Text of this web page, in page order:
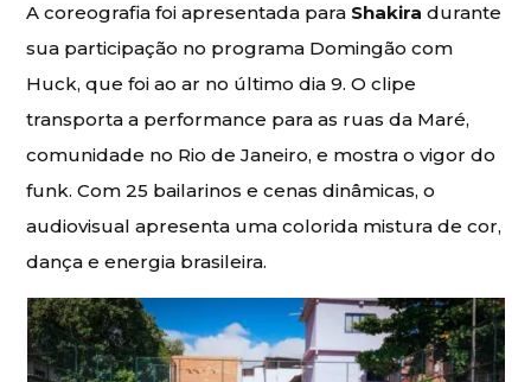
A coreografia foi apresentada para Shakira durante
sua participação no programa Domingão com
Huck, que foi ao ar no último dia 9. O clipe
transporta a performance para as ruas da Maré,
comunidade no Rio de Janeiro, e mostra o vigor do
funk. Com 25 bailarinos e cenas dinâmicas, o
audiovisual apresenta uma colorida mistura de cor,
dança e energia brasileira.